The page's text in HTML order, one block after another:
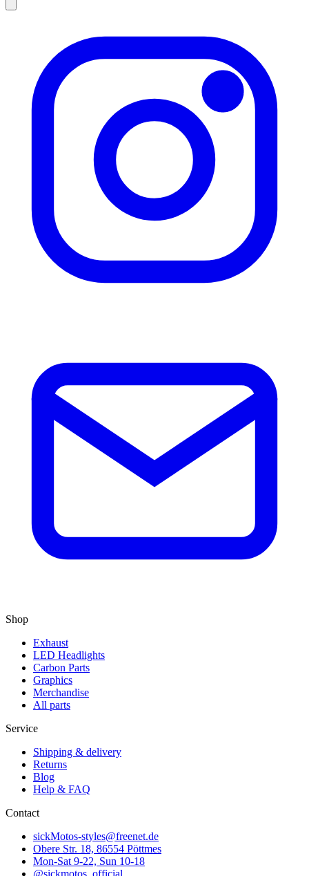
Shop
Exhaust
LED Headlights
Carbon Parts
Graphics
Merchandise
All parts
Service
Shipping & delivery
Returns
Blog
Help & FAQ
Contact
sickMotos-styles@freenet.de
Obere Str. 18, 86554 Pöttmes
Mon-Sat 9-22, Sun 10-18
@sickmotos_official